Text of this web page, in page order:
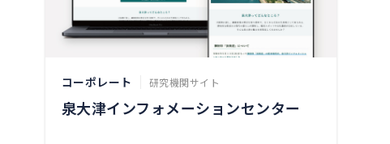
コーポレート 研究機関サイト
泉大津インフォメーションセンター